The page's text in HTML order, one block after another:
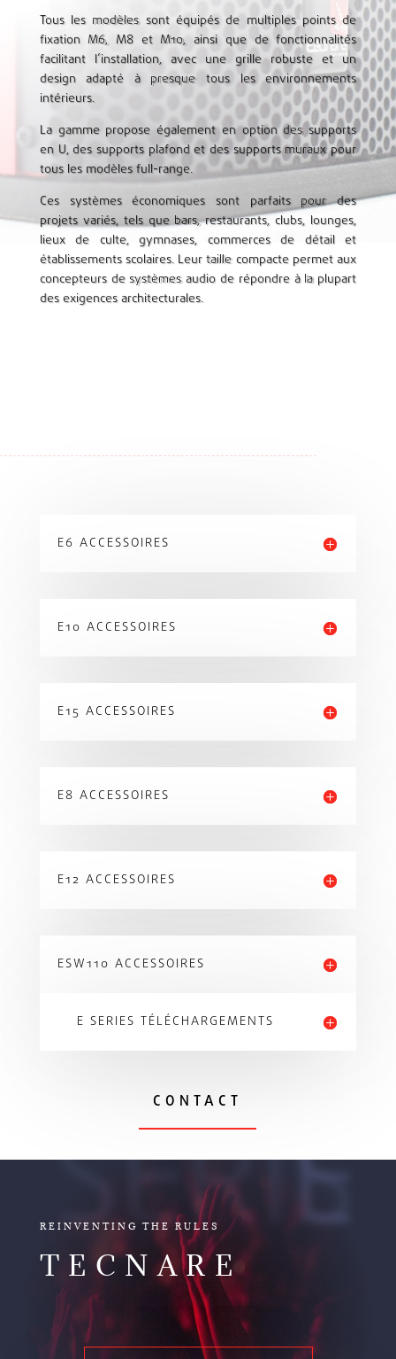
Tous les modèles sont équipés de multiples points de
fixation M6, M8 et M10, ainsi que de fonctionnalités
facilitant l’installation, avec une grille robuste et un
design adapté à presque tous les environnements
intérieurs.
La gamme propose également en option des supports
en U, des supports plafond et des supports muraux pour
tous les modèles full-range.
Ces systèmes économiques sont parfaits pour des
projets variés, tels que bars, restaurants, clubs, lounges,
lieux de culte, gymnases, commerces de détail et
établissements scolaires. Leur taille compacte permet aux
concepteurs de systèmes audio de répondre à la plupart
des exigences architecturales.
E6 ACCESSOIRES
E10 ACCESSOIRES
E15 ACCESSOIRES
E8 ACCESSOIRES
E12 ACCESSOIRES
ESW110 ACCESSOIRES
E SERIES TÉLÉCHARGEMENTS
CONTACT
E SERIES
REINVENTING THE RULES
TECNARE